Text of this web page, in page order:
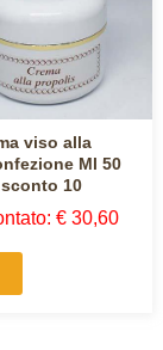
viso alla
Ml 50
10
€ 30,60